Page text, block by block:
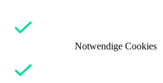
Notwendige Cookies